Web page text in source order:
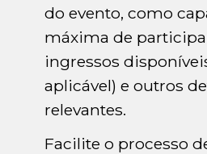
do evento, como
máxima de
ingressos
aplicável) e outros
relevantes.
Facilite o processo